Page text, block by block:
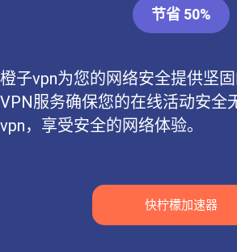
节省 50%
橙子vpn为您的网络安全提供坚
VPN服务确保您的在线活动安全
vpn，享受安全的网络体验。
快柠檬加速器